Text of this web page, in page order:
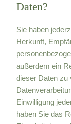
Daten?
Sie haben
Herkunft,
außerdem ein
dieser Daten zu
Einwilligung
haben Sie das